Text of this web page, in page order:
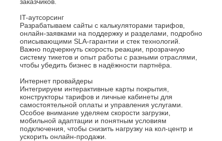
IT-аутсорсинг
Разрабатываем сайты с калькуляторами тарифов,
онлайн-заявками на поддержку и разделами, подробно
описывающими SLA-гарантии и стек технологий.
Важно подчеркнуть скорость реакции, прозрачную
систему тикетов и опыт работы с разными отраслями,
чтобы убедить бизнес в надёжности партнёра.
Интернет провайдеры
Интегрируем интерактивные карты покрытия,
конструкторы тарифов и личные кабинеты для
самостоятельной оплаты и управления услугами.
Особое внимание уделяем скорости загрузки,
мобильной адаптации и понятным условиям
подключения, чтобы снизить нагрузку на кол-центр и
ускорить онлайн-продажи.